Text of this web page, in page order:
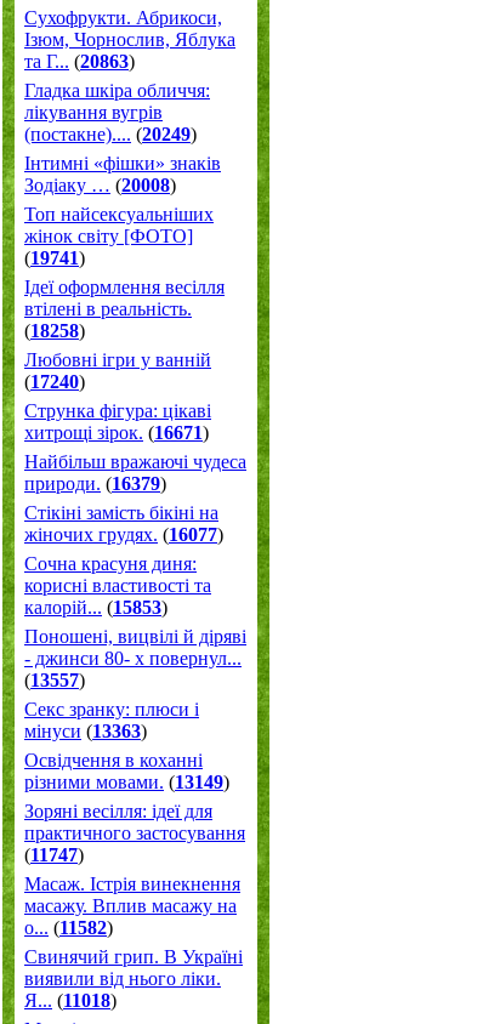
Cухофрукти. Абрикоси,
Ізюм, Чорнослив, Яблука
та Г... (20863)
Гладка шкіра обличчя:
лікування вугрів
(постакне).... (20249)
Інтимні «фішки» знаків
Зодіаку … (20008)
Топ найсексуальніших
жінок світу [ФОТО]
(19741)
Ідеї оформлення весілля
втілені в реальність.
(18258)
Любовні ігри у ванній
(17240)
Струнка фігура: цікаві
хитрощі зірок. (16671)
Найбільш вражаючі чудеса
природи. (16379)
Стікіні замість бікіні на
жіночих грудях. (16077)
Сочна красуня диня:
корисні властивості та
калорій... (15853)
Поношені, вицвілі й діряві
- джинси 80- х повернул...
(13557)
Секс зранку: плюси і
мінуси (13363)
Освідчення в коханні
різними мовами. (13149)
Зоряні весілля: ідеї для
практичного застосування
(11747)
Масаж. Істрія винекнення
масажу. Вплив масажу на
о... (11582)
Свинячий грип. В Україні
виявили від нього ліки.
Я... (11018)